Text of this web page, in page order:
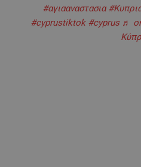
#αγιααναστασια
#cyprustiktok #cyprus ♬